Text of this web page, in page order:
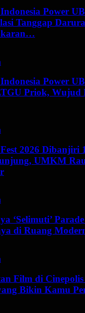
Power
Tanggap
Power
Priok,
2026 Dibanjiri
UMKM
‘Selimuti’
di Ruang
Film di
Bikin Kamu